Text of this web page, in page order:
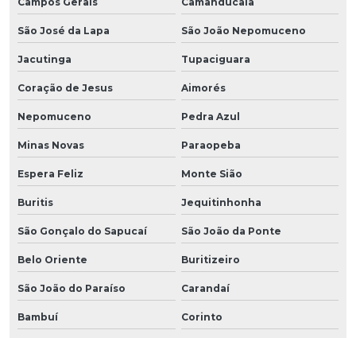
São José da Lapa São João Nepomuceno
Jacutinga Tupaciguara
Coração de Jesus Aimorés
Nepomuceno Pedra Azul
Minas Novas Paraopeba
Espera Feliz Monte Sião
Buritis Jequitinhonha
São Gonçalo do Sapucaí São João da Ponte
Belo Oriente Buritizeiro
São João do Paraíso Carandaí
Bambuí Corinto